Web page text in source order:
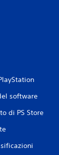
software
di PS Store